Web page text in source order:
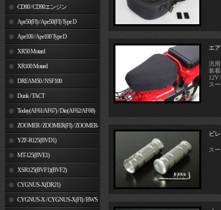
CD90 / CD90エンジン
Ape50(FI) / Ape50(FI) Type D
Ape100 / Ape100 Type D
XR50 Motard
XR100 Motard
DREAM50 / NSF100
Dunk / TACT
Today(AF61/AF67) / Dio(AF62/AF68)
ZOOMER / ZOOMER(FI) / ZOOMER-
YZF-R125(BVD1)
MT-125(BVE1)
XSR125(BVF1)(BVF2)
CYGNUS-X(DR21)
CYGNUS-X / CYGNUS-X(FI) / BW'S
エ
汎
装
12V
ス
ビ
ス